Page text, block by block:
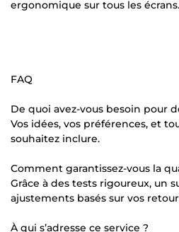
ergonomique sur tous les écrans.
FAQ
De quoi avez-vous besoin pour
Vos idées, vos préférences, et
souhaitez inclure.
Comment garantissez-vous la
Grâce à des tests rigoureux, un
ajustements basés sur vos
À qui s’adresse ce service ?